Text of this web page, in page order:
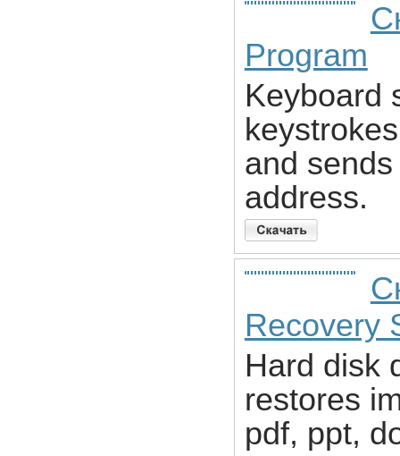
Program
Keyboard
and
address.
Recovery
Hard disk
restores
pdf, ppt,